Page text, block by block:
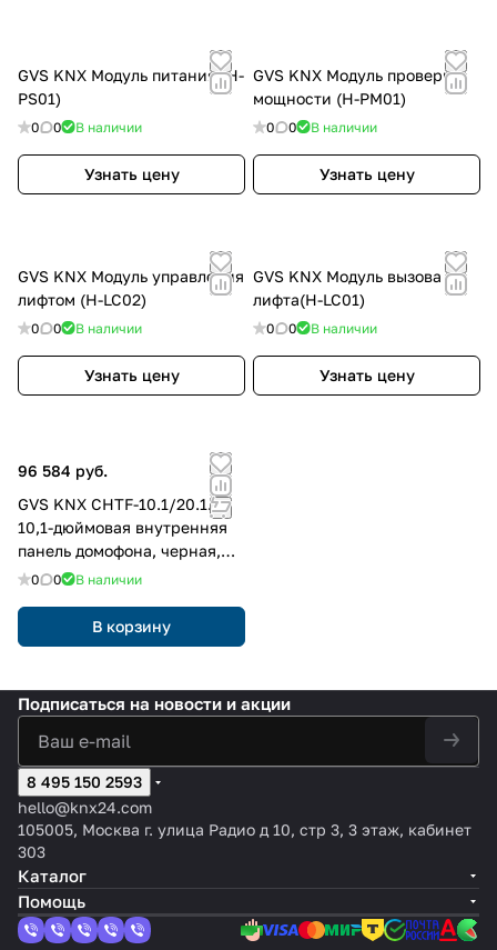
GVS KNX Модуль питания (H-
PS01)
0 0 В наличии
Узнать цену
GVS KNX Модуль проверки
мощности (H-PM01)
0 0 В наличии
Узнать цену
GVS KNX Модуль управления
лифтом (H-LC02)
0 0 В наличии
Узнать цену
GVS KNX Модуль вызова
лифта(H-LC01)
0 0 В наличии
Узнать цену
96 584 руб.
GVS KNX CHTF-10.1/20.1.21
10,1-дюймовая внутренняя
панель домофона, черная,
цвет: Чёрный
0 0 В наличии
В корзину
Подписаться на новости и акции
8 495 150 2593
hello@knx24.com
105005, Москва г. улица Радио д 10, стр 3, 3 этаж, кабинет
303
Каталог
Помощь